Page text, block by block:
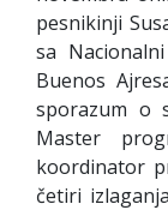
pesnikinji
sa
Buenos
sporazum o
Master
koordinator
četiri